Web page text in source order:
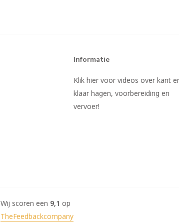
Informatie
Klik hier voor videos over kant
klaar hagen, voorbereiding en
vervoer!
Wij scoren een 9,1 op
TheFeedbackcompany